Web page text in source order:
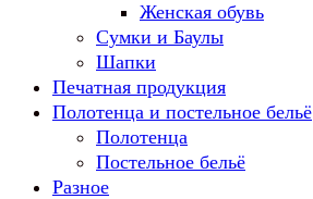
Женская обувь
Сумки и Баулы
Шапки
Печатная продукция
Полотенца и постельное бельё
Полотенца
Постельное бельё
Разное